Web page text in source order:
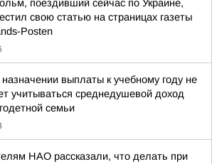
поездивший сейчас по Украине,
свою статью на страницах газеты
Posten
выплаты к учебному году не
учитываться среднедушевой доход
семьи
НАО рассказали, что делать при